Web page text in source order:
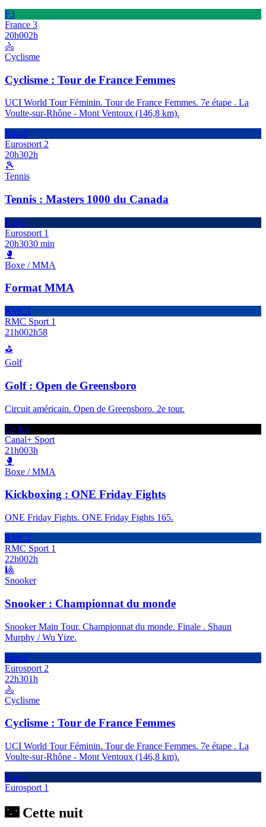
F3
France 3
20h002h
🚴
Cyclisme
Cyclisme : Tour de France Femmes
UCI World Tour Féminin. Tour de France Femmes. 7e étape . La
Voulte-sur-Rhône - Mont Ventoux (146,8 km).
Euro2
Eurosport 2
20h302h
🎾
Tennis
Tennis : Masters 1000 du Canada
Euro1
Eurosport 1
20h3030 min
🥊
Boxe / MMA
Format MMA
RMC1
RMC Sport 1
21h002h58
⛳
Golf
Golf : Open de Greensboro
Circuit américain. Open de Greensboro. 2e tour.
C+Spt
Canal+ Sport
21h003h
🥊
Boxe / MMA
Kickboxing : ONE Friday Fights
ONE Friday Fights. ONE Friday Fights 165.
RMC1
RMC Sport 1
22h002h
🎱
Snooker
Snooker : Championnat du monde
Snooker Main Tour. Championnat du monde. Finale . Shaun
Murphy / Wu Yize.
Euro2
Eurosport 2
22h301h
🚴
Cyclisme
Cyclisme : Tour de France Femmes
UCI World Tour Féminin. Tour de France Femmes. 7e étape . La
Voulte-sur-Rhône - Mont Ventoux (146,8 km).
Euro1
Eurosport 1
🌃 Cette nuit